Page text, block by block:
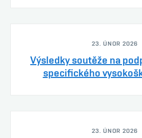
23. ÚNOR 2026
Výsledky soutěže na
specifického
23. ÚNOR 2026